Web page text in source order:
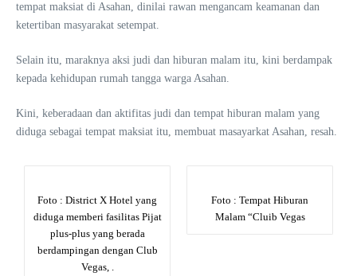
tempat maksiat di Asahan, dinilai rawan mengancam keamanan dan
ketertiban masyarakat setempat.
Selain itu, maraknya aksi judi dan hiburan malam itu, kini berdampak
kepada kehidupan rumah tangga warga Asahan.
Kini, keberadaan dan aktifitas judi dan tempat hiburan malam yang
diduga sebagai tempat maksiat itu, membuat masayarkat Asahan, resah.
Foto : District X Hotel yang
diduga memberi fasilitas Pijat
plus-plus yang berada
berdampingan dengan Club
Vegas, .
Foto : Tempat Hiburan
Malam “Cluib Vegas